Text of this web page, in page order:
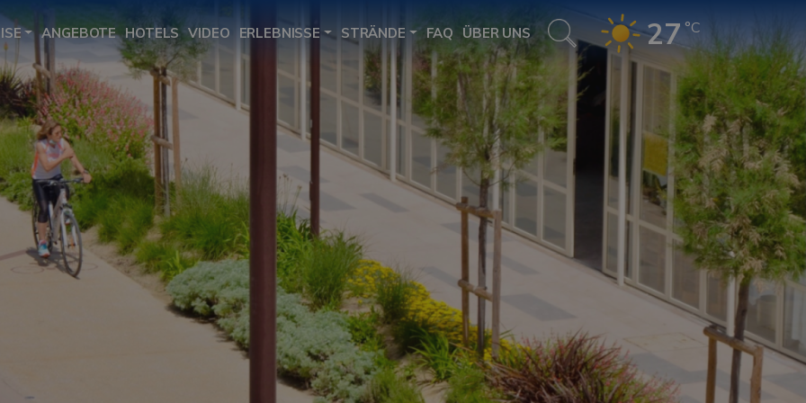
ANGEBOTE HOTELS VIDEO ERLEBNISSE STRÄNDE FAQ ÜBER UNS 27 °C